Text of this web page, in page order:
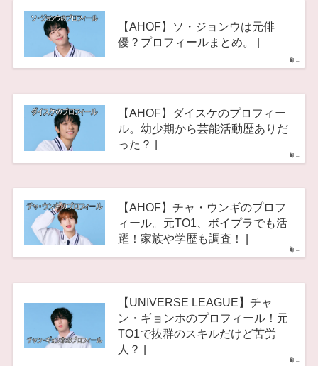
–
【AHOF】ソ・ジョンウは元俳
優？プロフィールまとめ。 |
–
【AHOF】ダイスケのプロフィー
ル。幼少期から芸能活動歴ありだ
った？ |
–
【AHOF】チャ・ウンギのプロフ
ィール。元TO1、ボイプラでも活
躍！家族や学歴も調査！ |
–
【UNIVERSE LEAGUE】チャ
ン・ギョンホのプロフィール！元
TO1で抜群のスキルだけど苦労
人？ |